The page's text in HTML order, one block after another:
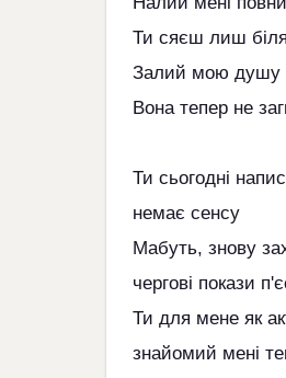
Ти сяєш лиш біля
Залий мою душу
Вона тепер не
Ти сьогодні
немає сенсу
Мабуть, знову
чергові покази
Ти для мене як
знайомий мені